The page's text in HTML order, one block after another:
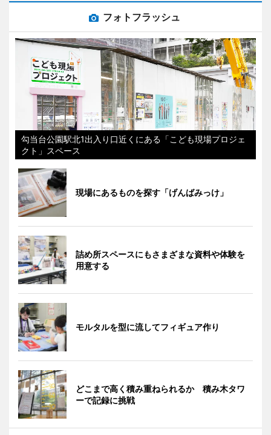
フォトフラッシュ
勾当台公園駅北1出入り口近くにある「こども現場プロジェ
クト」スペース
現場にあるものを探す「げんばみっけ」
詰め所スペースにもさまざまな資料や体験を
用意する
モルタルを型に流してフィギュア作り
どこまで高く積み重ねられるか 積み木タワ
ーで記録に挑戦